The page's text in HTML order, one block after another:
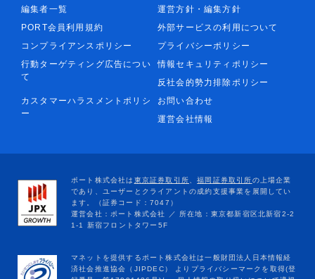
編集者一覧
運営方針・編集方針
PORT会員利用規約
外部サービスの利用について
コンプライアンスポリシー
プライバシーポリシー
行動ターゲティング広告につい
て
情報セキュリティポリシー
反社会的勢力排除ポリシー
カスタマーハラスメントポリシ
ー
お問い合わせ
運営会社情報